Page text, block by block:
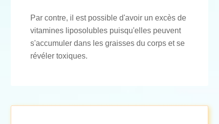
Par contre, il est possible d'avoir un excès de
vitamines liposolubles puisqu'elles peuvent
s'accumuler dans les graisses du corps et se
révéler toxiques.